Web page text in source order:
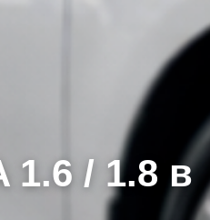
1.6 / 1.8 в